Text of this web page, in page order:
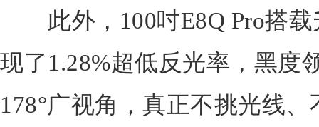
此外，100吋E8Q Pro搭载
现了1.28%超低反光率，黑度
178°广视角，真正不挑光线